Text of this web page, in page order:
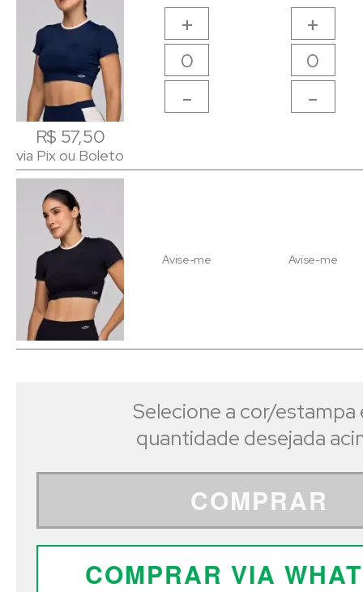
R$ 57,50
via Pix ou Boleto
+
-
+
-
Avise-me Avise-me
R$ 57,50
via Pix ou Boleto
Selecione a cor/estampa
quantidade desejada
COMPRAR
COMPRAR VIA